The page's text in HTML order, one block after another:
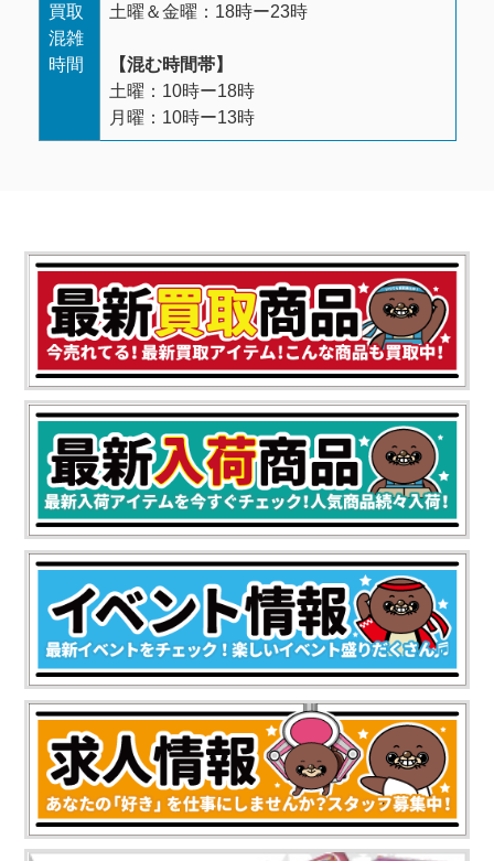
買取
混雑
時間
土曜＆金曜：18時ー23時
【混む時間帯】
土曜：10時ー18時
月曜：10時ー13時